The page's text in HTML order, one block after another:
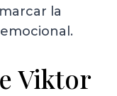
la
Viktor